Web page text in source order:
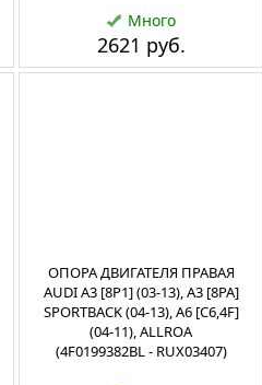
Много
2621 руб.
ОПОРА ДВИГАТЕЛЯ ПРАВАЯ
AUDI A3 [8P1] (03-13), A3 [8PA]
SPORTBACK (04-13), A6 [C6,4F]
(04-11), ALLROA
(4F0199382BL - RUX03407)